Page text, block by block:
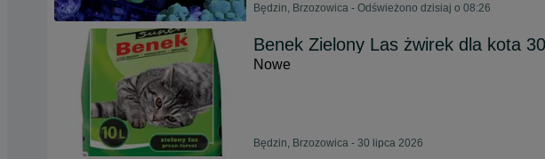
Będzin, Brzozowica - Odświeżono dzisiaj o 08:26
Benek Zielony Las żwirek dla kota 30l
Nowe
Będzin, Brzozowica - 30 lipca 2026